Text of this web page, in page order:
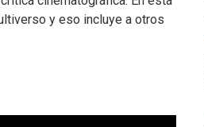
y eso incluye a otros